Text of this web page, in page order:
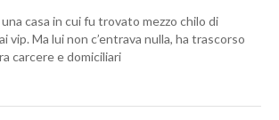
casa in cui fu trovato mezzo chilo di
vip. Ma lui non c’entrava nulla, ha trascorso
carcere e domiciliari